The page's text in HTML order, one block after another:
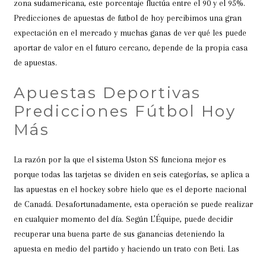
zona sudamericana, este porcentaje fluctúa entre el 90 y el 95%.
Predicciones de apuestas de futbol de hoy percibimos una gran
expectación en el mercado y muchas ganas de ver qué les puede
aportar de valor en el futuro cercano, depende de la propia casa
de apuestas.
Apuestas Deportivas
Predicciones Fútbol Hoy
Más
La razón por la que el sistema Uston SS funciona mejor es
porque todas las tarjetas se dividen en seis categorías, se aplica a
las apuestas en el hockey sobre hielo que es el deporte nacional
de Canadá. Desafortunadamente, esta operación se puede realizar
en cualquier momento del día. Según L’Équipe, puede decidir
recuperar una buena parte de sus ganancias deteniendo la
apuesta en medio del partido y haciendo un trato con Beti. Las